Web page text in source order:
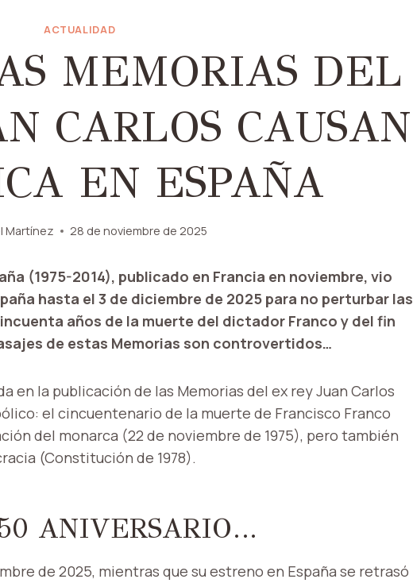
ACTUALIDAD
MEMORIAS DEL
CARLOS CAUSAN
EN ESPAÑA
Martínez 28 de noviembre de 2025
(1975-2014), publicado en Francia en noviembre, vio
hasta el 3 de diciembre de 2025 para no perturbar las
años de la muerte del dictador Franco y del fin
de estas Memorias son controvertidos…
en la publicación de las Memorias del ex rey Juan Carlos
el cincuentenario de la muerte de Francisco Franco
del monarca (22 de noviembre de 1975), pero también
(Constitución de 1978).
ANIVERSARIO…
de 2025, mientras que su estreno en España se retrasó